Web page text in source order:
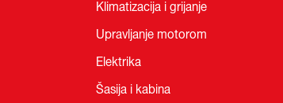
Klimatizacija i grijanje
Upravljanje motorom
Elektrika
Šasija i kabina